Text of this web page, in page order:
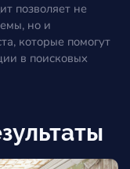
позволяет не
но и
которые помогут
в поисковых